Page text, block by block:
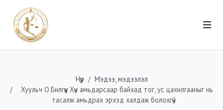
Нүүр
Мэдээ, мэдээлэл
Хуульч О.Билгүүн Хүн амьдарсаар байхад тог, ус цахилгааныг нь
тасалж амьдрах эрхэд халдаж болохгүй